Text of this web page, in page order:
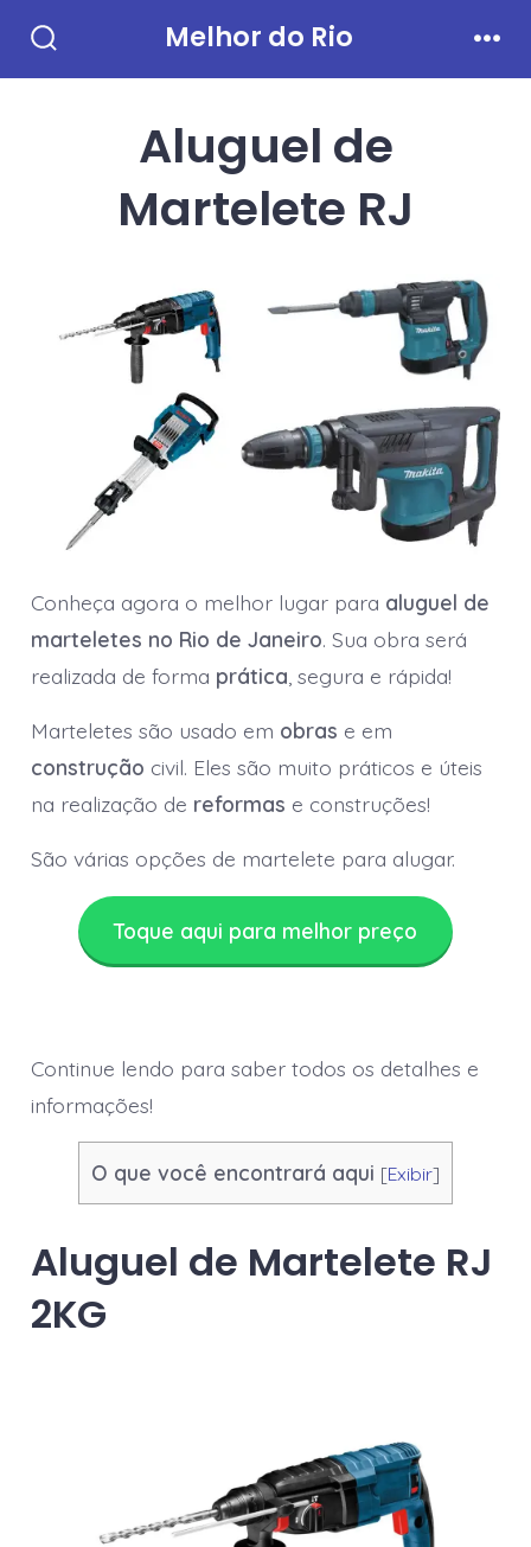
direto
pesquisa
Melhor do Rio
Aluguel de
Martelete RJ
Conheça agora o melhor lugar para aluguel de
marteletes no Rio de Janeiro. Sua obra será
realizada de forma prática , segura e rápida!
Marteletes são usado em obras e em
construção civil. Eles são muito práticos e úteis
na realização de reformas e construções!
São várias opções de martelete para alugar.
Toque aqui para melhor preço
Continue lendo para saber todos os detalhes e
informações!
O que você encontrará aqui [Exibir]
Aluguel de Martelete RJ
2KG